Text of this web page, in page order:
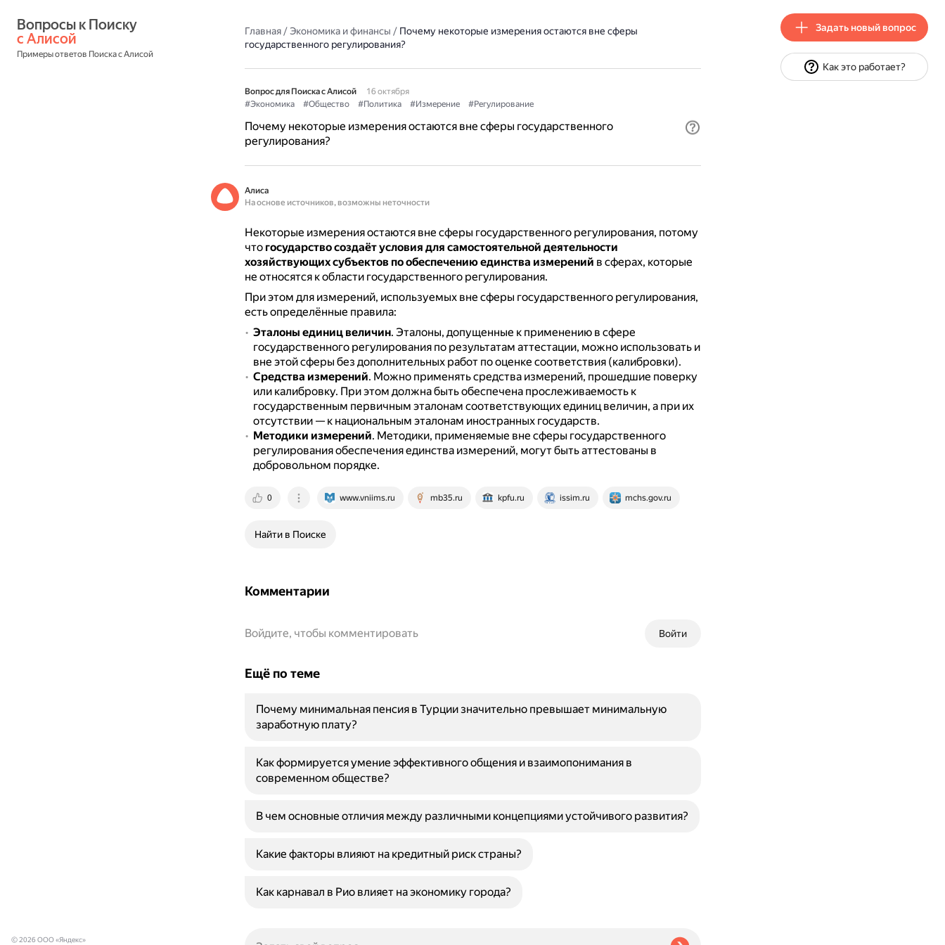
с Алисой
Примеры ответов Поиска с Алисой
Главная/Экономика и финансы / Почему некоторые измерения остаются вне сферы
государственного регулирования?
Вопрос для Поиска с Алисой
16 октября
#Экономика
#Общество #Политика #Измерение #Регулирование
Почему некоторые измерения остаются вне сферы государственного
регулирования?
Алиса
На основе источников, возможны неточности
Некоторые измерения остаются вне сферы государственного регулирования, потому
что государство создаёт условия для самостоятельной деятельности
хозяйствующих субъектов по обеспечению единства измерений в сферах, которые
не относятся к области государственного регулирования.
При этом для измерений, используемых вне сферы государственного регулирования,
есть определённые правила:
Эталоны единиц величин. Эталоны, допущенные к применению в сфере
государственного регулирования по результатам аттестации, можно использовать и
вне этой сферы без дополнительных работ по оценке соответствия (калибровки).
Средства измерений. Можно применять средства измерений, прошедшие поверку
или калибровку. При этом должна быть обеспечена прослеживаемость к
государственным первичным эталонам соответствующих единиц величин, а при их
отсутствии — к национальным эталонам иностранных государств.
Методики измерений. Методики, применяемые вне сферы государственного
регулирования обеспечения единства измерений, могут быть аттестованы в
добровольном порядке.
0 www.vniims.ru mb35.ru kpfu.ru issim.ru mchs.gov.ru
Найти в Поиске
Комментарии
Войти
Войдите, чтобы комментировать
Ещё по теме
Почему минимальная пенсия в Турции значительно превышает минимальную
заработную плату?
Как формируется умение эффективного общения и взаимопонимания в
современном обществе?
В чем основные отличия между различными концепциями устойчивого развития?
Какие факторы влияют на кредитный риск страны?
Как карнавал в Рио влияет на экономику города?
© 2026 ООО «Яндекс»
Задать новый вопрос
Как это работает?